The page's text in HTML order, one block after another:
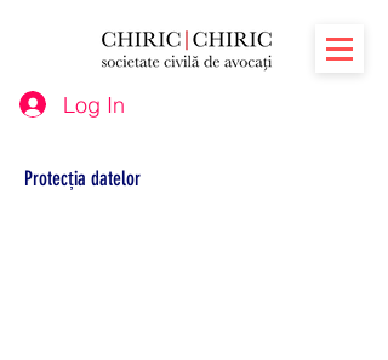
Log In
Protecția datelor